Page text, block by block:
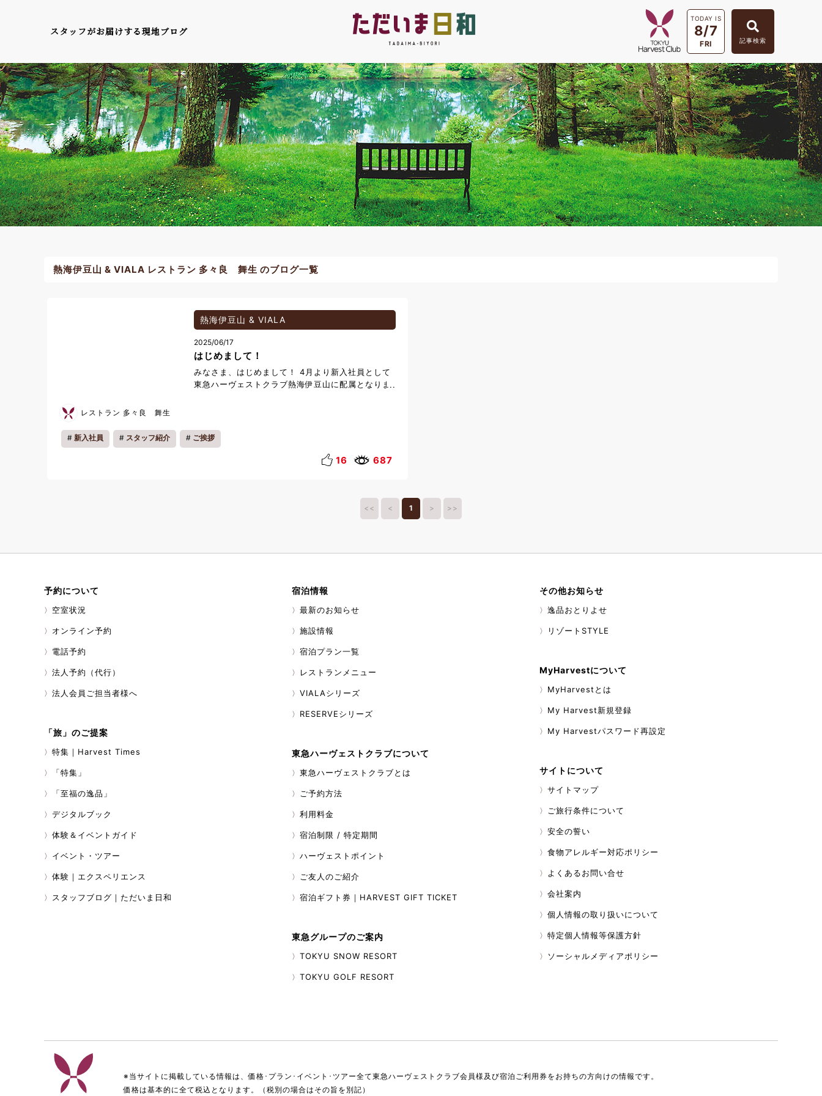
スタッフがお届けする現地ブログ
TODAY IS
8/7
FRI 記事検索
熱海伊豆山 & VIALA レストラン 多々良 舞生 のブログ一覧
熱海伊豆山 & VIALA
2025/06/17
はじめまして！
みなさま、はじめまして！ 4月より新入社員として
東急ハーヴェストクラブ熱海伊豆山に配属となりま
イダルについて2年間学び、幼い頃からの夢であっ
たホテルマンというお仕事に就くことが出来まし
た。 最近は料理にはまっており、空いた時間でカン
し料理の腕が上がっているのではと感じておりま
す。 休日は少し遠くまで足をのばし、出かけてい
今までも県内に住んでいましたが、熱海には一度し
ら、教えていただけると嬉しいです！ 私は現在、
日本料理「㐂らく」にて勤務しております。 館内で
見かけた際はお声がけいただけると励みになりま
す！ まだまだ未熟ではありますが、みなさまのお食
参りますので、よろしくお願いいたします！
レストラン 多々良 舞生
新入社員 スタッフ紹介 ご挨拶
16 687
<< < 1 > >>
予約について
空室状況
オンライン予約
電話予約
法人予約（代行）
法人会員ご担当者様へ
「旅」のご提案
特集｜Harvest Times
「特集」
「至福の逸品」
デジタルブック
体験＆イベントガイド
イベント・ツアー
体験｜エクスペリエンス
スタッフブログ｜ただいま日和
宿泊情報
最新のお知らせ
施設情報
宿泊プラン一覧
レストランメニュー
VIALAシリーズ
RESERVEシリーズ
東急ハーヴェストクラブについて
東急ハーヴェストクラブとは
ご予約方法
利用料金
宿泊制限 / 特定期間
ハーヴェストポイント
ご友人のご紹介
宿泊ギフト券｜HARVEST GIFT TICKET
東急グループのご案内
TOKYU SNOW RESORT
TOKYU GOLF RESORT
その他お知らせ
逸品おとりよせ
リゾートSTYLE
MyHarvestについて
MyHarvestとは
My Harvest新規登録
My Harvestパスワード再設定
サイトについて
サイトマップ
ご旅行条件について
安全の誓い
食物アレルギー対応ポリシー
よくあるお問い合せ
会社案内
個人情報の取り扱いについて
特定個人情報等保護方針
ソーシャルメディアポリシー
※当サイトに掲載している情報は、価格･プラン･イベント･ツアー全て東急ハーヴェストクラブ会員様及び宿泊ご利用券をお持ちの方向けの情報です。
価格は基本的に全て税込となります。（税別の場合はその旨を別記）